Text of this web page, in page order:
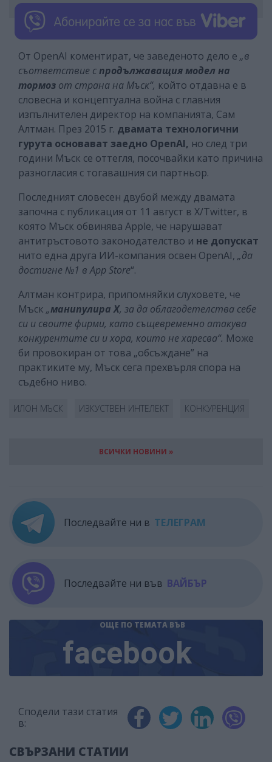
От OpenAI коментират, че заведеното дело е „в
съответствие спродължаващия модел на
тормоз от страна на Мъск“, който отдавна е в
словесна и концептуална война с главния
изпълнителен директор на компанията, Сам
Алтман. През 2015 г. двамата технологични
гурута основават заедно OpenAI, но след три
години Мъск се оттегля, посочвайки като причина
разногласия с тогавашния си партньор.
Последният словесен двубой между двамата
започна с публикация от 11 август в Х/Twitter, в
която Мъск обвинява Apple, че нарушават
антитръстовото законодателство и не допускат
нито една друга ИИ-компания освен OpenAI, „да
достигне №1 в App Store“.
Алтман контрира, припомняйки слуховете, че
Мъск „манипулира X, за да облагодетелства себе
си и своите фирми, като същевременно атакува
конкурентите си и хора, които не харесва“. Може
би провокиран от това „обсъждане” на
практиките му, Мъск сега прехвърля спора на
съдебно ниво.
ИЛОН МЪСК ИЗКУСТВЕН ИНТЕЛЕКТ КОНКУРЕНЦИЯ
ВСИЧКИ НОВИНИ »
Последвайте ни в ТЕЛЕГРАМ
Последвайте ни във ВАЙБЪР
ОЩЕ ПО ТЕМАТА ВЪВ
facebook
Сподели тази статия
в:
СВЪРЗАНИ СТАТИИ